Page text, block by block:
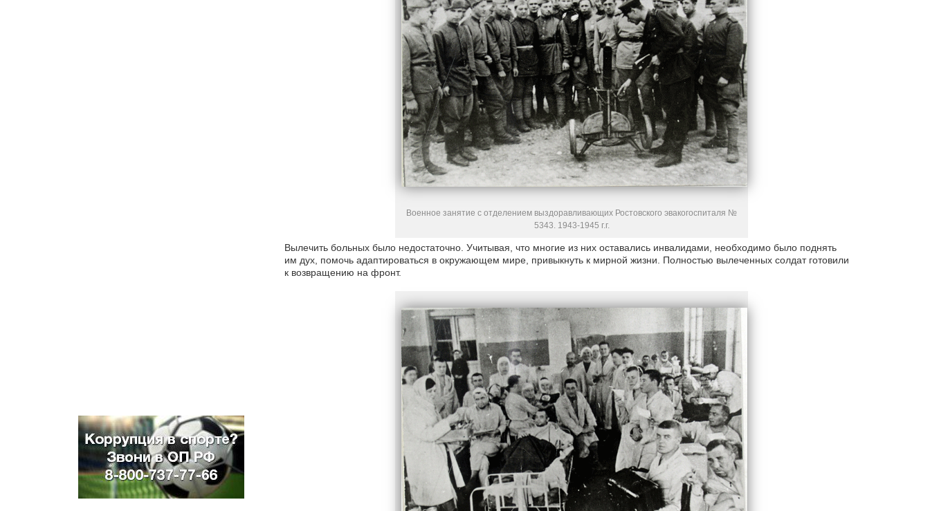
Военное занятие с отделением выздоравливающих Ростовского эвакогоспиталя №
5343. 1943-1945 г.г.
Вылечить больных было недостаточно. Учитывая, что многие из них оставались инвалидами, необходимо было поднять
им дух, помочь адаптироваться в окружающем мире, привыкнуть к мирной жизни. Полностью вылеченных солдат готовили
к возвращению на фронт.